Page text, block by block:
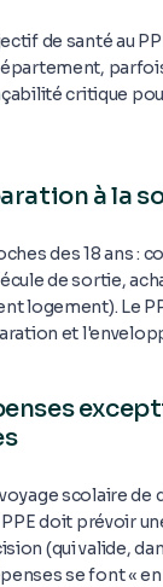
de santé au
critique
à la
des 18 ans :
de sortie,
logement). Le
et
scolaire de
doit prévoir
(qui valide,
se font «